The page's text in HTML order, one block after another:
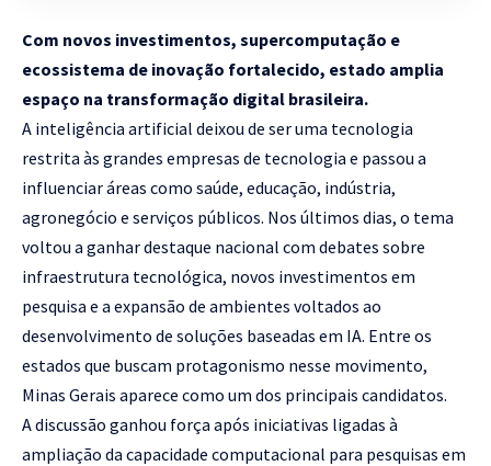
Com novos investimentos, supercomputação e
ecossistema de inovação fortalecido, estado amplia
espaço na transformação digital brasileira.
A inteligência artificial deixou de ser uma tecnologia
restrita às grandes empresas de tecnologia e passou a
influenciar áreas como saúde, educação, indústria,
agronegócio e serviços públicos. Nos últimos dias, o tema
voltou a ganhar destaque nacional com debates sobre
infraestrutura tecnológica, novos investimentos em
pesquisa e a expansão de ambientes voltados ao
desenvolvimento de soluções baseadas em IA. Entre os
estados que buscam protagonismo nesse movimento,
Minas Gerais aparece como um dos principais candidatos.
A discussão ganhou força após iniciativas ligadas à
ampliação da capacidade computacional para pesquisas em